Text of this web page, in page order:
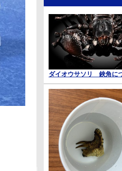
ダイオウサソリ 鋏角に